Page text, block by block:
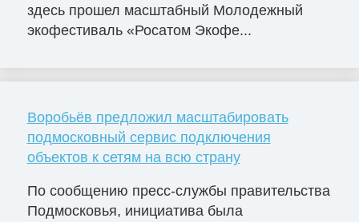
здесь прошел масштабный Молодежный
экофестиваль «Росатом Экофе...
Воробьёв предложил масштабировать
подмосковный сервис подключения
объектов к сетям на всю страну
По сообщению пресс-службы правительства
Подмосковья, инициатива была